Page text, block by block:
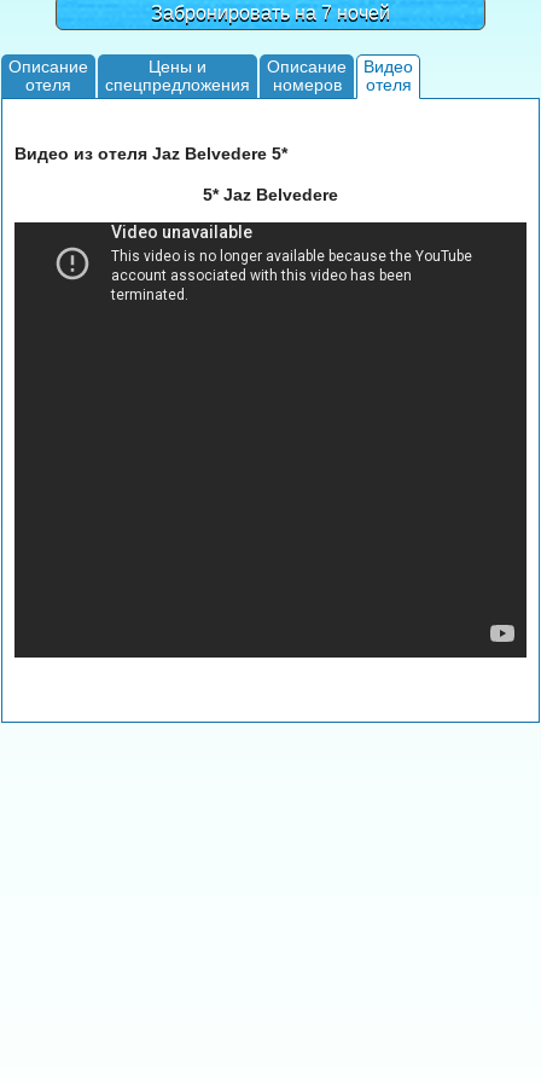
Забронировать на 7 ночей
Описание
отеля
Цены и
спецпредложения
Описание
номеров
Видео
отеля
Видео из отеля Jaz Belvedere 5*
5* Jaz Belvedere